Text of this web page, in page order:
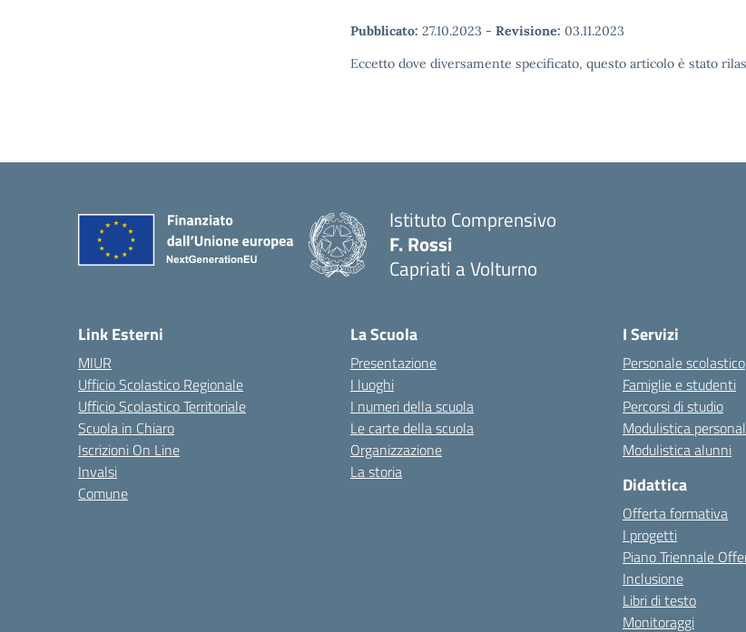
Pubblicato: 27.10.2023 - Revisione: 03.11.2023
Eccetto dove diversamente specificato, questo articolo è stato
Istituto Comprensivo
F. Rossi
Capriati a Volturno
Link Esterni
MIUR
Ufficio Scolastico Regionale
Ufficio Scolastico Territoriale
Scuola in Chiaro
Iscrizioni On Line
Invalsi
Comune
La Scuola
Presentazione
I luoghi
I numeri della scuola
Le carte della scuola
Organizzazione
La storia
I Servizi
Personale scolastico
Famiglie e studenti
Percorsi di studio
Modulistica
Modulistica alunni
Didattica
Offerta formativa
I progetti
Piano Triennale
Inclusione
Libri di testo
Monitoraggi